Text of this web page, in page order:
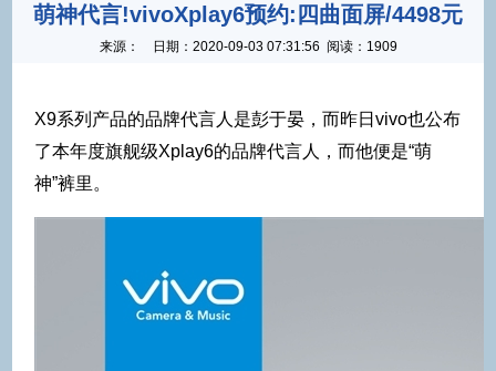
萌神代言!vivoXplay6预约:四曲面屏/4498元
来源： 日期： 2020-09-03 07:31:56 阅读：1909
X9系列产品的品牌代言人是彭于晏，而昨日vivo也公布
了本年度旗舰级Xplay6的品牌代言人，而他便是“萌
神”裤里。